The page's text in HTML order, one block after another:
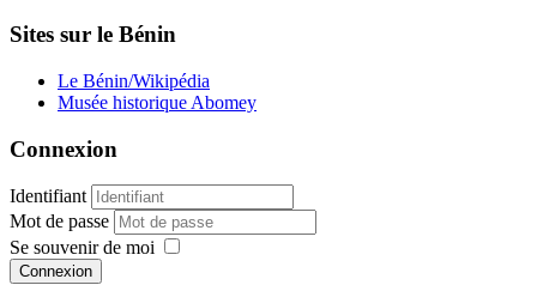
Sites sur le Bénin
Le Bénin/Wikipédia
Musée historique Abomey
Connexion
Identifiant
Mot de passe
Se souvenir de moi
Connexion